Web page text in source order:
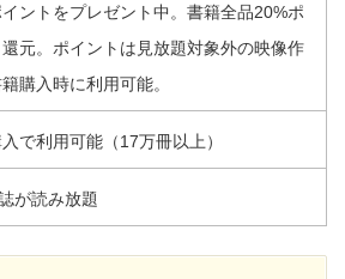
ントをプレゼント中。書籍全品20%ポ
元。ポイントは見放題対象外の映像作
購入時に利用可能。
で利用可能（17万冊以上）
が読み放題